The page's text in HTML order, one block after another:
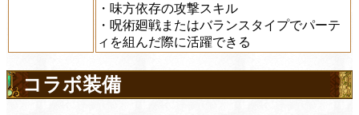
・味方依存の攻撃スキル
・呪術廻戦またはバランスタイプでパーテ
ィを組んだ際に活躍できる
コラボ装備